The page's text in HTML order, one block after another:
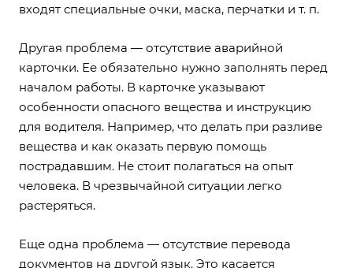
входят специальные очки, маска, перчатки и т. п.
Другая проблема — отсутствие аварийной
карточки. Ее обязательно нужно заполнять перед
началом работы. В карточке указывают
особенности опасного вещества и инструкцию
для водителя. Например, что делать при разливе
вещества и как оказать первую помощь
пострадавшим. Не стоит полагаться на опыт
человека. В чрезвычайной ситуации легко
растеряться.
Еще одна проблема — отсутствие перевода
документов на другой язык. Это касается